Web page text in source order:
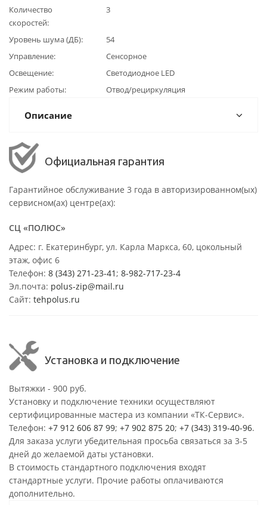
Количество
скоростей
3
Уровень шума (ДБ)
54
Управление
Сенсорное
Освещение
Светодиодное LED
Режим работы
Отвод/рециркуляция
Описание
Официальная гарантия
Гарантийное обслуживание 3 года в авторизированном(ых)
сервисном(ах) центре(ах):
СЦ «ПОЛЮС»
Адрес: г. Екатеринбург, ул. Карла Маркса, 60, цокольный
этаж, офис 6
Телефон: 8 (343) 271-23-41 ; 8-982-717-23-4
Эл.почта: polus-zip@mail.ru
Сайт: tehpolus.ru
Установка и подключение
Вытяжки - 900 руб.
Установку и подключение техники осуществляют
сертифицированные мастера из компании «ТК-Сервис».
Телефон: +7 912 606 87 99; +7 902 875 20; +7 (343) 319-40-96.
Для заказа услуги убедительная просьба связаться за 3-5
дней до желаемой даты установки.
В стоимость стандартного подключения входят
стандартные услуги. Прочие работы оплачиваются
дополнительно.